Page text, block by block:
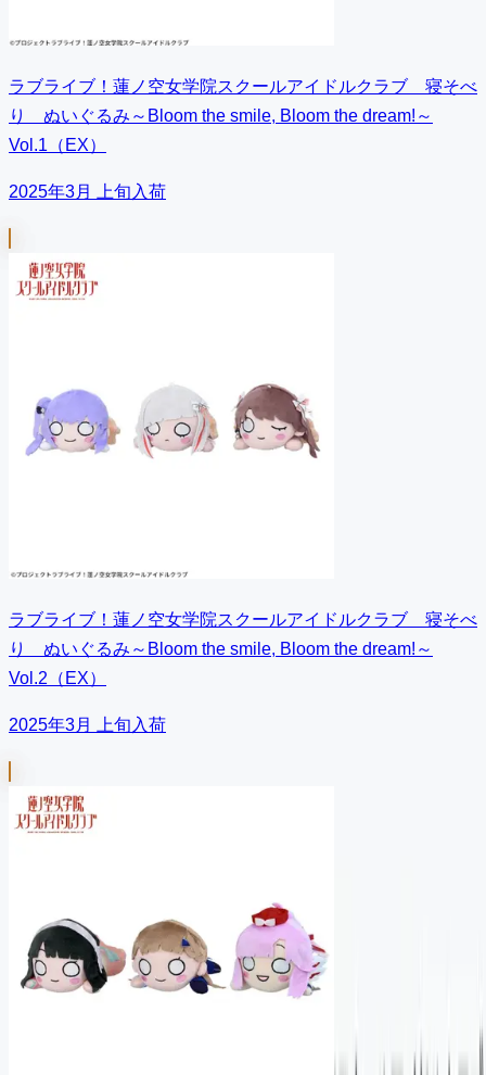
ラブライブ！蓮ノ空女学院スクールアイドルクラブ 寝そべ
り ぬいぐるみ～Bloom the smile, Bloom the dream!～
Vol.1（EX）
2025年3月 上旬入荷
ラブライブ！蓮ノ空女学院スクールアイドルクラブ 寝そべ
り ぬいぐるみ～Bloom the smile, Bloom the dream!～
Vol.2（EX）
2025年3月 上旬入荷